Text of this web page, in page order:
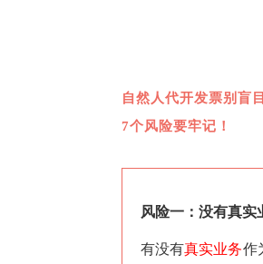
自然人代开发票别盲目
7个风险要牢记！
风险一：没有真实
有没有真实业务作